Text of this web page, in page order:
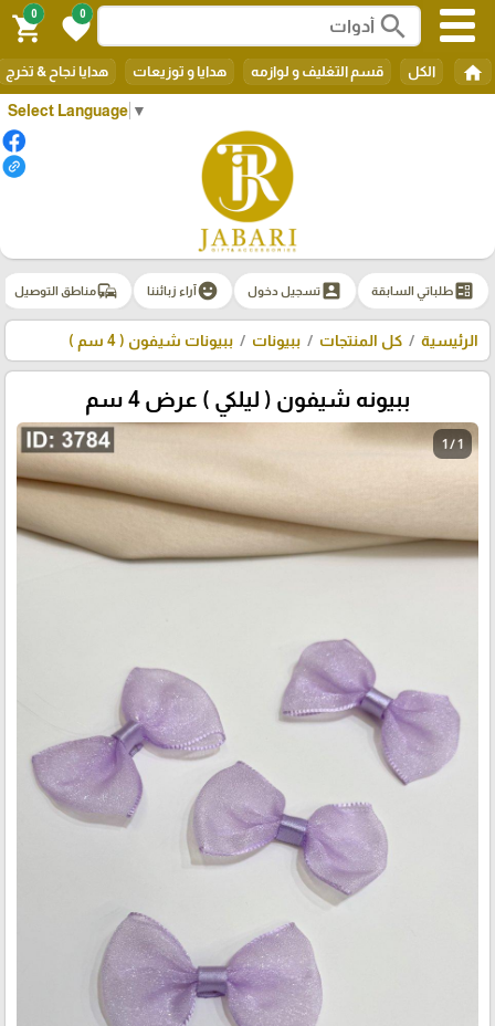
Select Language ▼
search
0
favorite
0
shopping_cart
home الكل قسم التغليف و لوازمه هدايا و توزيعات هدايا نجاح & تخرج
ballotطلباتي السابقة account_boxتسجيل دخول emoji_emotionsآراء زبائننا commuteمناطق التوصيل
الرئيسية كل المنتجات ببيونات ببيونات شيفون ( 4 سم )
ببيونه شيفون ( ليلكي ) عرض 4 سم
1 / 1